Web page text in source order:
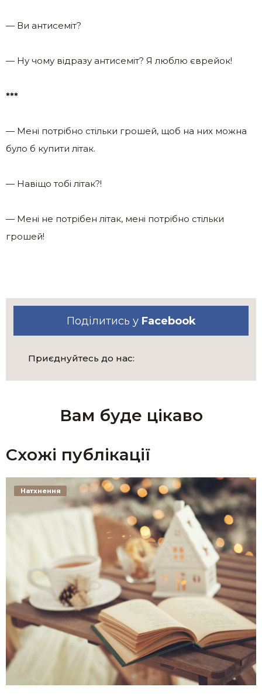
— Ви антисеміт?
— Ну чому відразу антисеміт? Я люблю єврейок!
***
— Мені потрібно стільки грошей, щоб на них можна
було б купити літак.
— Навіщо тобі літак?!
— Мені не потрібен літак, мені потрібно стільки
грошей!
Поділитись у Facebook
Приєднуйтесь до нас:
Вам буде цікаво
Схожі публікації
Натхнення